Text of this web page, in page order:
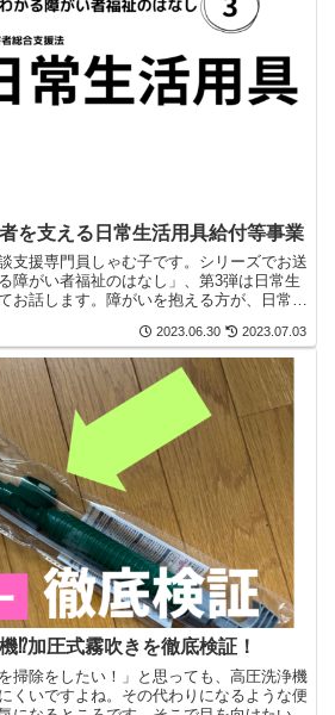
を支える日常生活用具給付等事業
支援専門員しゃむ子です。シリーズでお送
障がい者福祉のはなし」、第3弾は日常生
お話します。障がいを抱える方が、日常生
2023.06.30 2023.07.03
⁉加圧式霧吹きを徹底検証！
掃除をしたい！」と思っても、高圧洗浄機
くいですよね。その代わりになるような便